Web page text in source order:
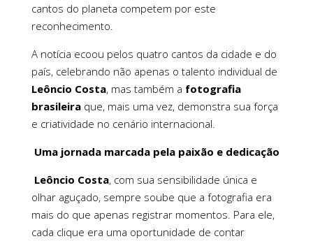
cantos do planeta competem por este
reconhecimento.
A notícia ecoou pelos quatro cantos da cidade e do
país, celebrando não apenas o talento individual de
Leôncio Costa, mas também a fotografia
brasileira que, mais uma vez, demonstra sua força
e criatividade no cenário internacional.
Uma jornada marcada pela paixão e dedicação
Leôncio Costa, com sua sensibilidade única e
olhar aguçado, sempre soube que a fotografia era
mais do que apenas registrar momentos. Para ele,
cada clique era uma oportunidade de contar